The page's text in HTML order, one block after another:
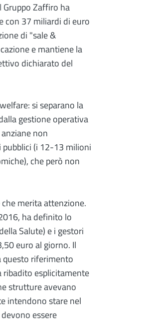
Zaffiro ha
con 37 miliardi di euro
di "sale &
e mantiene la
dichiarato del
si separano la
gestione operativa
non
(i 12-13 milioni
che però non
merita attenzione.
ha definito lo
Salute) e i gestori
euro al giorno. Il
questo riferimento
ribadito esplicitamente
strutture avevano
intendono stare nel
essere